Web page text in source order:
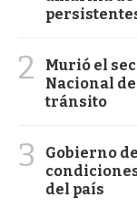
2
Murió el
Nacional
tránsito
3
Gobierno
del país